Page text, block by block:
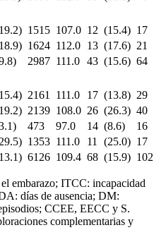
1515 107.0 12 (15.4) 17
1624 112.0 13 (17.6) 21
2987 111.0 43 (15.6) 64
2161 111.0 17 (13.8) 29
2139 108.0 26 (26.3) 40
473 97.0 14 (8.6)
16
1353 111.0 11 (25.0) 17
6126 109.4 68 (15.9)
embarazo; ITCC: incapacidad
días de ausencia; DM:
CCEE, EECC y S.
complementarias y